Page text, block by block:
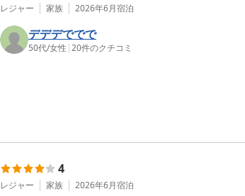
レジャー 家族 2026年6月宿泊
デデデででで
50代/女性 |20件のクチコミ
4
レジャー 家族 2026年6月宿泊